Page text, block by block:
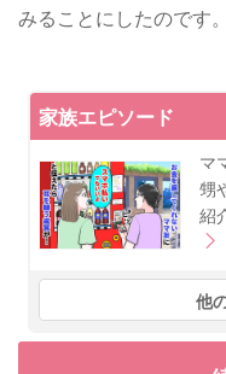
みることにしたのです。
家族エピソード
マ
甥
紹
他